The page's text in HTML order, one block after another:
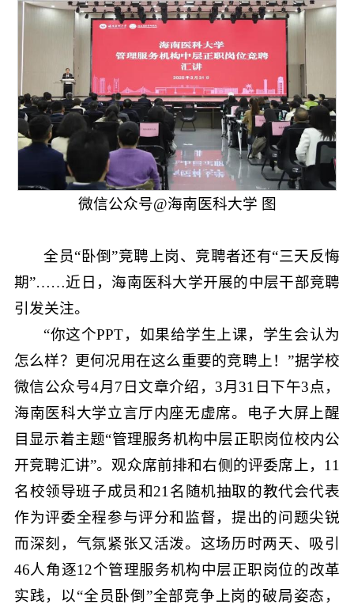
微信公众号@海南医科大学 图
全员“卧倒”竞聘上岗、竞聘者还有“三天反悔
期”……近日，海南医科大学开展的中层干部竞聘
引发关注。
“你这个PPT，如果给学生上课，学生会认为
怎么样？更何况用在这么重要的竞聘上！”据学校
微信公众号4月7日文章介绍，3月31日下午3点，
海南医科大学立言厅内座无虚席。电子大屏上醒
目显示着主题“管理服务机构中层正职岗位校内公
开竞聘汇讲”。观众席前排和右侧的评委席上，11
名校领导班子成员和21名随机抽取的教代会代表
作为评委全程参与评分和监督，提出的问题尖锐
而深刻，气氛紧张又活泼。这场历时两天、吸引
46人角逐12个管理服务机构中层正职岗位的改革
实践，以“全员卧倒”全部竞争上岗的破局姿态，